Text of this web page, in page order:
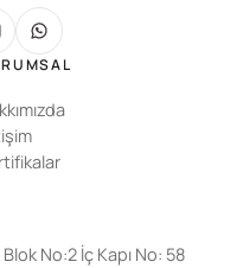
No:2 İç Kapı No: 58